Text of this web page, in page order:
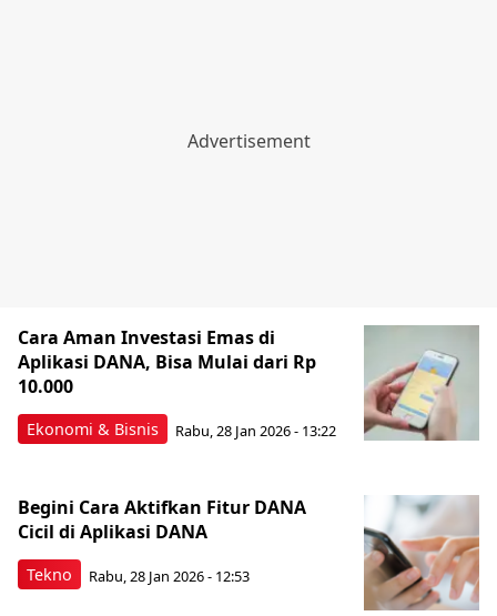
Ekonomi & Bisnis
Cara Aman Investasi Emas di
Aplikasi DANA, Bisa Mulai dari Rp
10.000
Rabu, 28 Jan 2026 - 13:22
Tekno
Begini Cara Aktifkan Fitur DANA
Cicil di Aplikasi DANA
Rabu, 28 Jan 2026 - 12:53